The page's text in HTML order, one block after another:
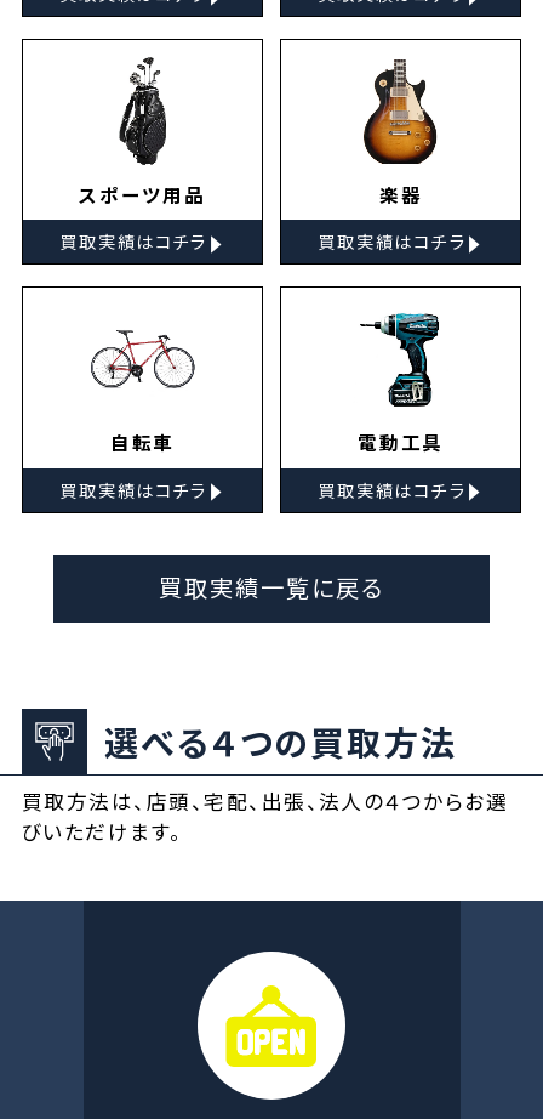
スポーツ用品
買取実績はコチラ ▸
楽器
買取実績はコチラ ▸
自転車
買取実績はコチラ ▸
電動工具
買取実績はコチラ ▸
買取実績一覧に戻る
選べる４つの買取方法
買取方法は、店頭、宅配、出張、法人の４つからお選
びいただけます。